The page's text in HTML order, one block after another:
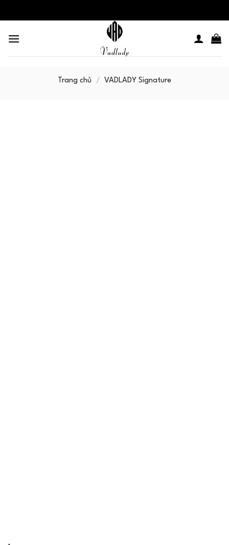
to
Trang chủ / VADLADY Signature